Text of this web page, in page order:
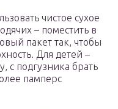
чистое сухое
– поместить в
пакет так, чтобы
Для детей –
с подгузника брать
памперс